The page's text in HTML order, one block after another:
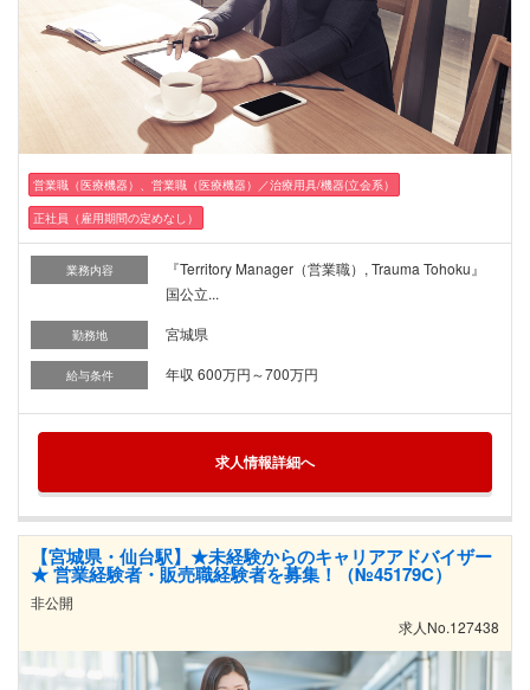
営業職（医療機器）、営業職（医療機器）／治療用具/機器(立会系）
正社員（雇用期間の定めなし）
業務内容
『Territory Manager（営業職）, Trauma Tohoku』
国公立...
勤務地 宮城県
給与条件 年収 600万円～700万円
求人情報詳細へ
【宮城県・仙台駅】★未経験からのキャリアアドバイザー
★ 営業経験者・販売職経験者を募集！（№45179C）
非公開
求人No.127438